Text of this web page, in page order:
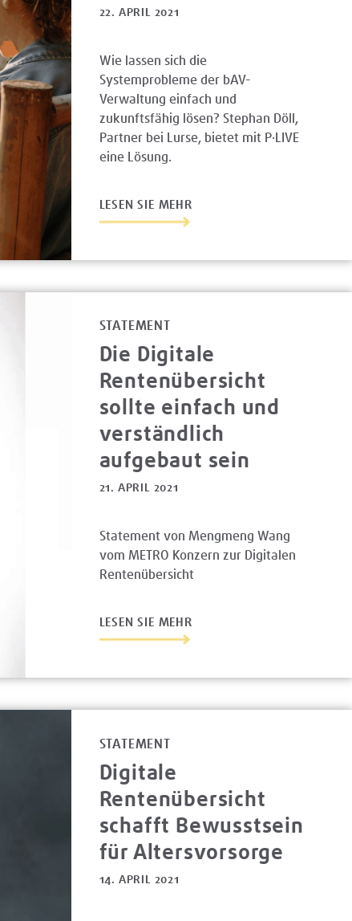
22. APRIL 2021
Wie lassen sich die
Systemprobleme der bAV-
Verwaltung einfach und
zukunftsfähig lösen? Stephan Döll,
Partner bei Lurse, bietet mit P·LIVE
eine Lösung.
LESEN SIE MEHR
STATEMENT
Die Digitale
Rentenübersicht
sollte einfach und
verständlich
aufgebaut sein
21. APRIL 2021
Statement von Mengmeng Wang
vom METRO Konzern zur Digitalen
Rentenübersicht
LESEN SIE MEHR
STATEMENT
Digitale
Rentenübersicht
schafft Bewusstsein
für Altersvorsorge
14. APRIL 2021